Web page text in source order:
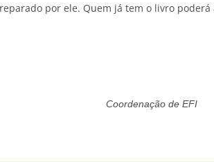
por ele. Quem já tem o livro poderá
Coordenação de EFI